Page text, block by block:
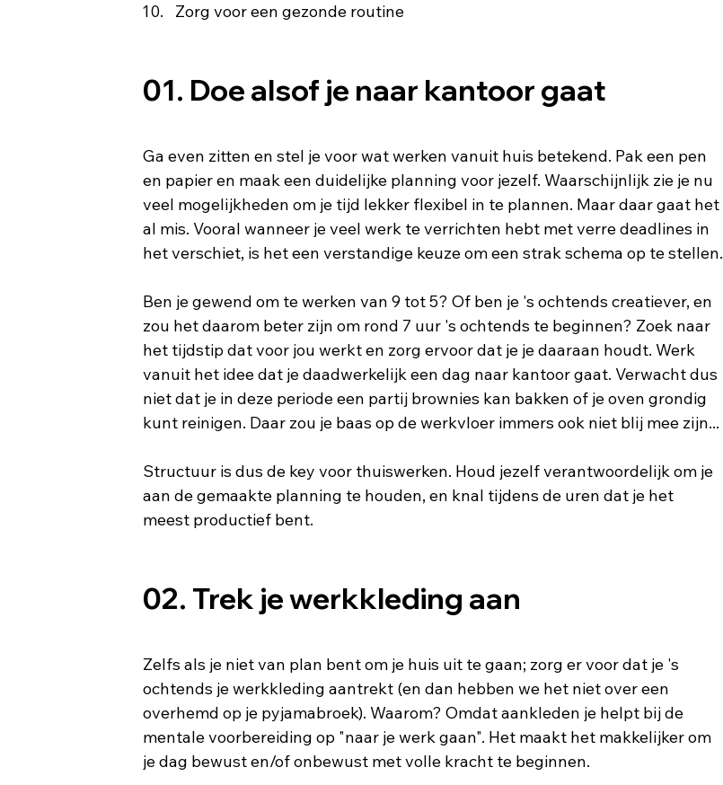
Zorg voor een gezonde routine
01. Doe alsof je naar kantoor gaat
Ga even zitten en stel je voor wat werken vanuit huis betekend. Pak een pen
en papier en maak een duidelijke planning voor jezelf. Waarschijnlijk zie je nu
veel mogelijkheden om je tijd lekker flexibel in te plannen. Maar daar gaat het
al mis. Vooral wanneer je veel werk te verrichten hebt met verre deadlines in
het verschiet, is het een verstandige keuze om een ​​strak schema op te stellen.
Ben je gewend om te werken van 9 tot 5? Of ben je 's ochtends creatiever, en
zou het daarom beter zijn om rond 7 uur 's ochtends te beginnen? Zoek naar
het tijdstip dat voor jou werkt en zorg ervoor dat je je daaraan houdt. Werk
vanuit het idee dat je daadwerkelijk een dag naar kantoor gaat. Verwacht dus
niet dat je in deze periode een partij brownies kan bakken of je oven grondig
kunt reinigen. Daar zou je baas op de werkvloer immers ook niet blij mee zijn...
Structuur is dus de key voor thuiswerken. Houd jezelf verantwoordelijk om je
aan de gemaakte planning te houden, en knal tijdens de uren dat je het
meest productief bent.
02. Trek je werkkleding aan
Zelfs als je niet van plan bent om je huis uit te gaan; zorg er voor dat je 's
ochtends je werkkleding aantrekt (en dan hebben we het niet over een
overhemd op je pyjamabroek). Waarom? Omdat aankleden je helpt bij de
mentale voorbereiding op "naar je werk gaan". Het maakt het makkelijker om
je dag bewust en/of onbewust met volle kracht te beginnen.